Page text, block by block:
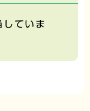
していま